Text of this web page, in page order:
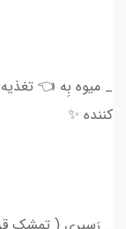
_ میوه بِه 👈
کننده ✨